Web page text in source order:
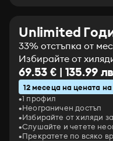
Unlimited
33% отстъпка от
Избирайте от
69.53 € | 135.99
12 месеца на цената на
1 профил
Неограничен достъп
Избирайте от хиляди
Слушайте и четете
Прекратете по всяко